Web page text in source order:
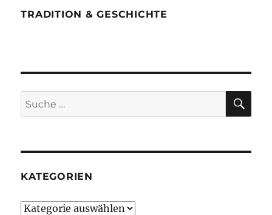
TRADITION & GESCHICHTE
Suche
nach:
KATEGORIEN
Kategorien